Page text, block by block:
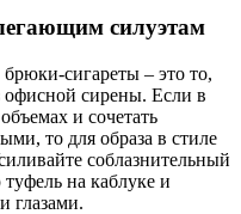
силуэтам
сигареты – это то,
офисной сирены. Если в
и сочетать
то для образа в стиле
соблазнительный
на каблуке и
глазами.